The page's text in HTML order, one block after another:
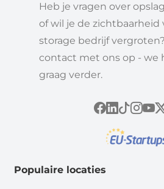
Heb je vragen over
of wil je de zichtbaarheid
storage bedrijf
contact met ons op - we
graag verder.
Populaire locaties